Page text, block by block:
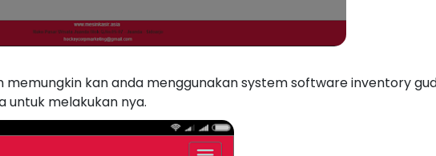
memungkin kan anda menggunakan system software inventory
untuk melakukan nya.